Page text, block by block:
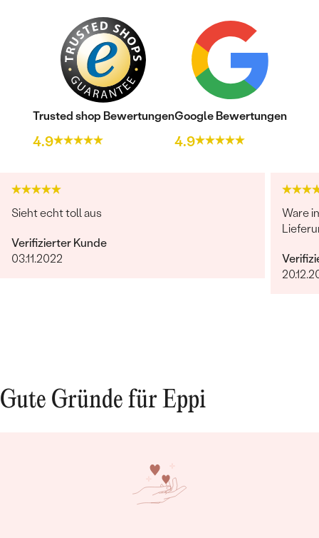
Trusted shop Bewertungen
4.9
Google Bewertungen
4.9
Sieht echt toll aus
Verifizierter Kunde
03.11.2022
Ware
Gute Gründe für Eppi